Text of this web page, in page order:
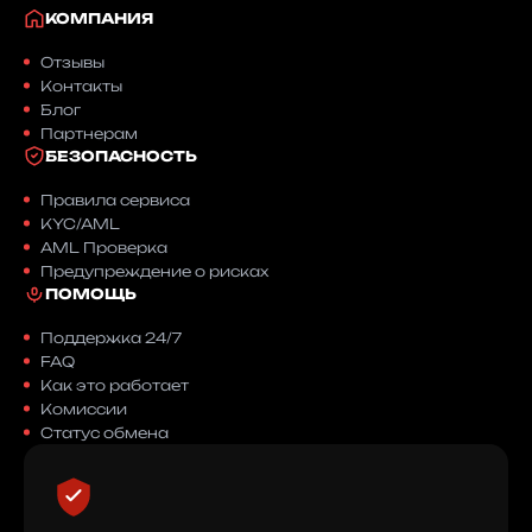
Поддержка 24/7
Вежливая техническая поддержка в
Какие комиссии при обмене
Что делать, если перевел
Можно ли обменять Сбербанк на
Как проверить статус заявки на
КОМПАНИЯ
Отзывы
Контакты
Блог
Партнерам
БЕЗОПАСНОСТЬ
Правила сервиса
KYC/AML
AML Проверка
Предупреждение о рисках
ПОМОЩЬ
Поддержка 24/7
FAQ
Как это работает
Комиссии
Статус обмена